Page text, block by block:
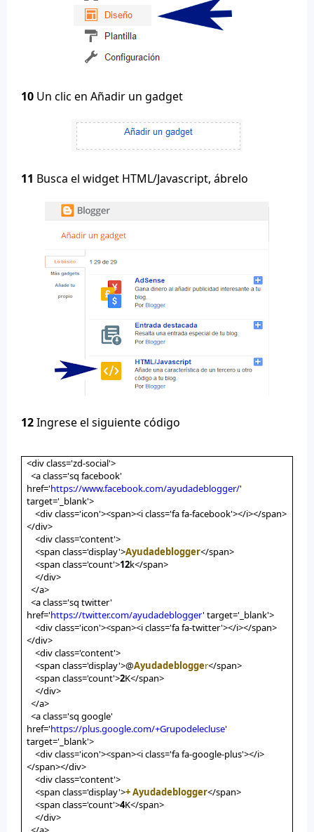
10 Un clic en Añadir un gadget
11 Busca el widget HTML/Javascript, ábrelo
12Ingrese el siguiente código
<div class='zd-social'>
<a class='sq facebook'
href='https://www.facebook.com/ayudadeblogger/'
target='_blank'>
<div class='icon'><span><i class='fa fa-facebook'></i></span>
</div>
<div class='content'>
<span class='display'>Ayudadeblogger</span>
<span class='count'>12k</span>
</div>
</a>
<a class='sq twitter'
href='https://twitter.com/ayudadeblogger' target='_blank'>
<div class='icon'><span><i class='fa fa-twitter'></i></span>
</div>
<div class='content'>
<span class='display'>@Ayudadeblogger</span>
<span class='count'>2K</span>
</div>
</a>
<a class='sq google'
href='https://plus.google.com/+Grupodelecluse'
target='_blank'>
<div class='icon'><span><i class='fa fa-google-plus'></i>
</span></div>
<div class='content'>
<span class='display'>+ Ayudadeblogger</span>
<span class='count'>4K</span>
</div>